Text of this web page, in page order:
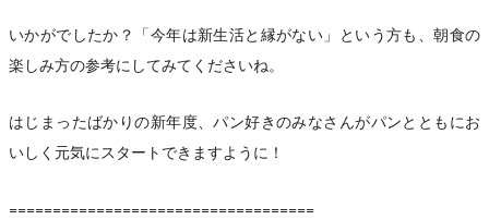
いかがでしたか？「今年は新生活と縁がない」という方も、朝食の
楽しみ方の参考にしてみてくださいね。
はじまったばかりの新年度、パン好きのみなさんがパンとともにお
いしく元気にスタートできますように！
===================================